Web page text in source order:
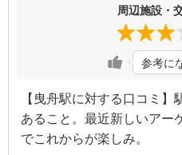
周辺施設・
参考に
【曳舟駅に対する口コミ
あること。最近新しいアー
でこれからが楽しみ。